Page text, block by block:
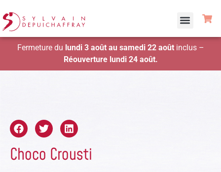
Fermeture du lundi 3 août au samedi 22 aoûtinclus –
Réouverture lundi 24 août.
Choco Crousti